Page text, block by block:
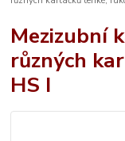
Mezizubní
různých
HS I